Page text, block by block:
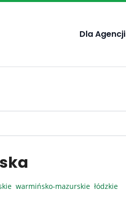
Dla Agencji
warmińsko-mazurskie łódzkie